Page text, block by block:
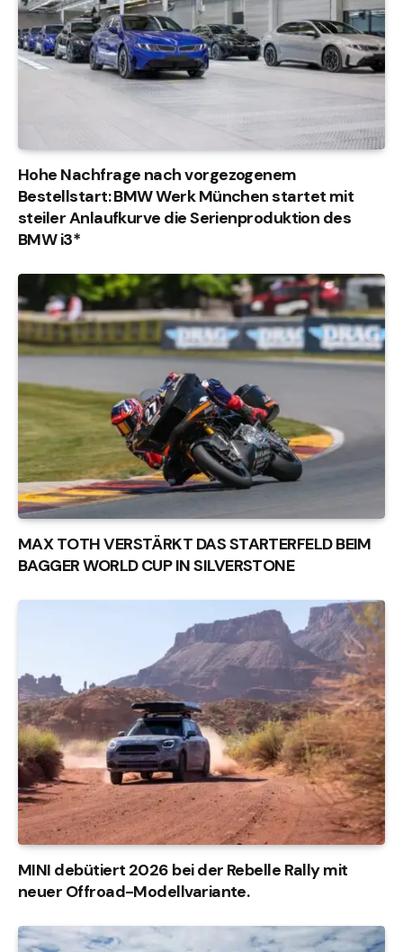
Hohe Nachfrage nach vorgezogenem
Bestellstart: BMW Werk München startet mit
steiler Anlaufkurve die Serienproduktion des
BMW i3*
MAX TOTH VERSTÄRKT DAS STARTERFELD BEIM
BAGGER WORLD CUP IN SILVERSTONE
MINI debütiert 2026 bei der Rebelle Rally mit
neuer Offroad-Modellvariante.